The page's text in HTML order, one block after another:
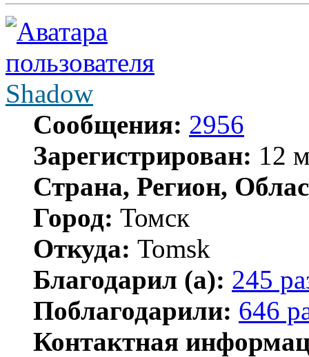
Shadow
Сообщения: 2956
Зарегистрирован: 12
Страна, Регион,
Город: Томск
Откуда: Tomsk
Благодарил (а): 245
Поблагодарили: 646
Контактная